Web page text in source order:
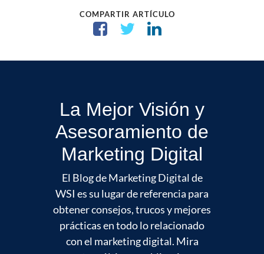
COMPARTIR ARTÍCULO
La Mejor Visión y
Asesoramiento de
Marketing Digital
El Blog de Marketing Digital de
WSI es su lugar de referencia para
obtener consejos, trucos y mejores
prácticas en todo lo relacionado
con el marketing digital. Mira